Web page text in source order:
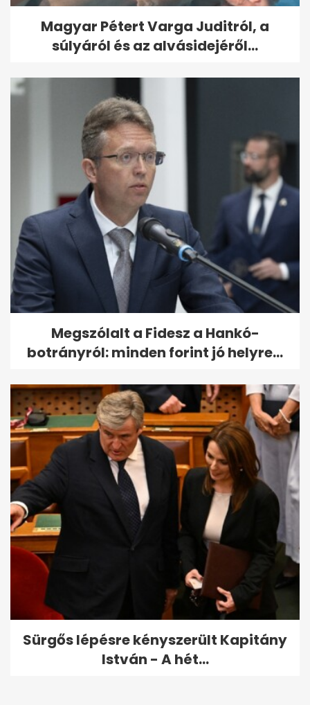
Magyar Pétert Varga Juditról, a
súlyáról és az alvásidejéről...
Megszólalt a Fidesz a Hankó-
botrányról: minden forint jó helyre...
Sürgős lépésre kényszerült Kapitány
István - A hét...